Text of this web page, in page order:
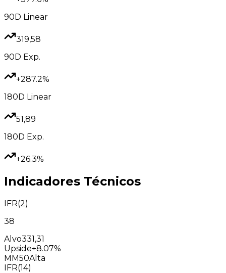
90D Linear
319,58
90D Exp.
+287.2%
180D Linear
51,89
180D Exp.
+26.3%
Indicadores Técnicos
IFR(2)
38
Alvo331,31
Upside+8.07%
MM50Alta
IFR(14)